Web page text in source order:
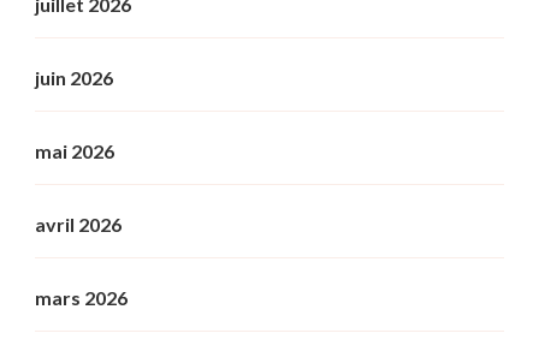
juin 2026
mai 2026
avril 2026
mars 2026